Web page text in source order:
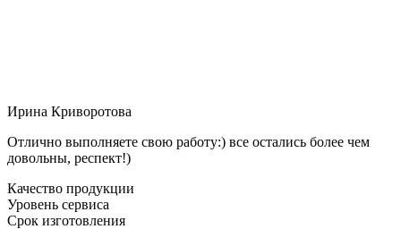
Ирина Криворотова
Отлично выполняете свою работу:) все остались более чем
довольны, респект!)
Качество продукции
Уровень сервиса
Срок изготовления